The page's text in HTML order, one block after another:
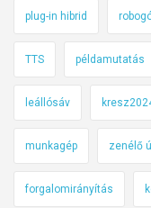
plug-in hibrid
TTS példamutatás
leállósáv
munkagép zenélő
forgalomirányítás